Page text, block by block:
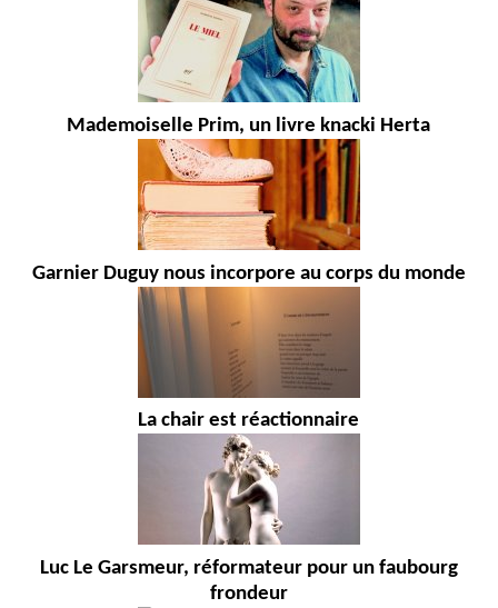
Mademoiselle Prim, un livre knacki Herta
Garnier Duguy nous incorpore au corps du monde
La chair est réactionnaire
Luc Le Garsmeur, réformateur pour un faubourg
frondeur